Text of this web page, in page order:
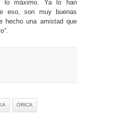
lo máximo. Ya lo han
eso, son muy buenas
hecho una amistad que
ORICA